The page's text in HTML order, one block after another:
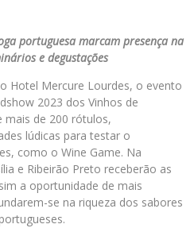
portuguesa marcam presença na
e degustações
Hotel Mercure Lourdes, o evento
2023 dos Vinhos de
mais de 200 rótulos,
lúdicas para testar o
como o Wine Game. Na
e Ribeirão Preto receberão as
a oportunidade de mais
se na riqueza dos sabores